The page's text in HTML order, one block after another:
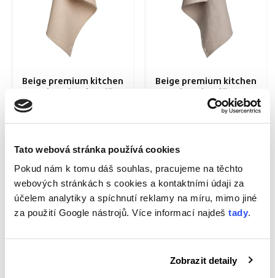
Tato webová stránka používá cookies
Pokud nám k tomu dáš souhlas, pracujeme na těchto
webových stránkách s cookies a kontaktními údaji za
účelem analytiky a spíchnutí reklamy na míru, mimo jiné
za použití Google nástrojů. Více informací najdeš tady.
Zobrazit detaily
Beige premium kitchen
towel made of waffle
fabric EcoHaus (large
checkered pattern) -
Beige premium kitchen
towel made of linen
fabric EcoHaus - 60 x
SOLD OUT